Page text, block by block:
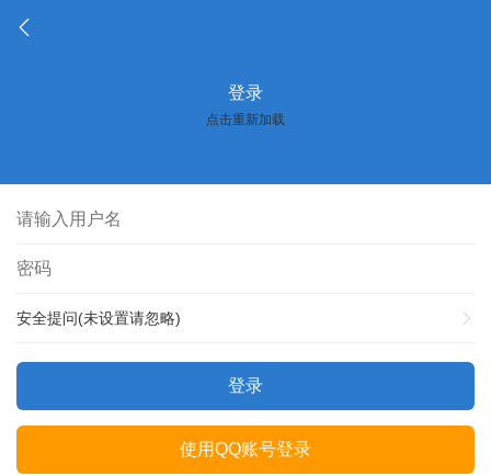
登录
点击重新加载
安全提问(未设置请忽略)
登录
使用QQ账号登录